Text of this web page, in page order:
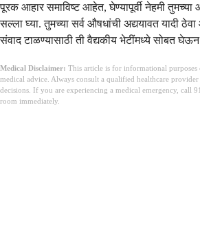
पूरक आहार समाविष्ट आहेत, घेण्यापूर्वी नेहमी तुमच्या
सल्ला घ्या. तुमच्या सर्व औषधांची अद्ययावत यादी
संवाद टाळण्यासाठी ती वैद्यकीय भेटींमध्ये सोबत
Medical Disclaimer: This article is for informational purposes
medical advice. Always consult a qualified healthcare
decisions. If you are experiencing a medical emergency, call
room immediately.